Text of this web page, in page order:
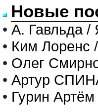
Новые
• А. Гавльда /
• Ким Лоренс
• Олег
• Артур
• Гурин